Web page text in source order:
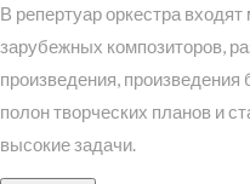
В репертуар оркестра
зарубежных композиторов,
произведения,
полон творческих планов и
высокие задачи.